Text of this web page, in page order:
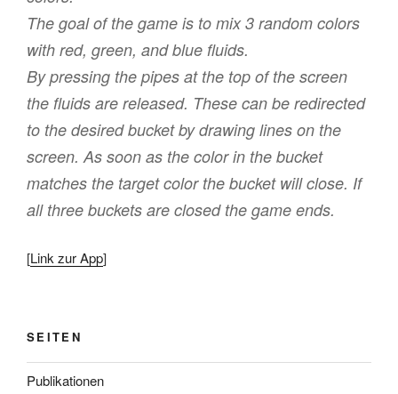
The goal of the game is to mix 3 random colors
with red, green, and blue fluids.
By pressing the pipes at the top of the screen
the fluids are released. These can be redirected
to the desired bucket by drawing lines on the
screen. As soon as the color in the bucket
matches the target color the bucket will close. If
all three buckets are closed the game ends.
[Link zur App]
SEITEN
Publikationen